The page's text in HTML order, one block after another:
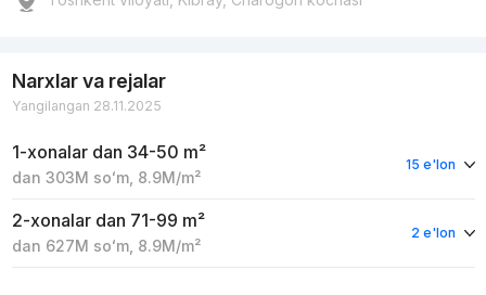
Narxlar va rejalar
Yangilangan 28.11.2025
1-xonalar dan 34-50 m²
dan 303M soʻm, 8.9M/m²
15 e'lon
2-xonalar dan 71-99 m²
dan 627M soʻm, 8.9M/m²
2 e'lon